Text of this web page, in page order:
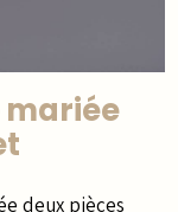
mariée
deux pièces